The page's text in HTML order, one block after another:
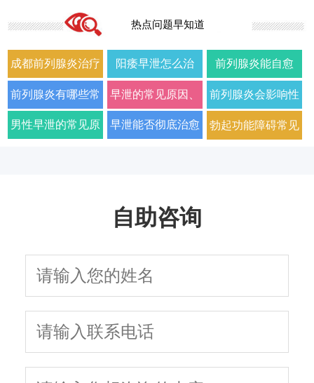
热点问题早知道
成都前列腺炎治疗
哪家男科医院好
2026年口碑推荐
阳痿早泄怎么治
疗？2026年男科专
家详解病因与科学
前列腺炎能自愈
吗？2026年科学治
疗方法与日常护理
前列腺炎有哪些常
见症状以及如何科
早泄的常见原因、
症状及改善方法全
前列腺炎会影响性
生活质量和性功能
男性早泄的常见原 早泄能否彻底治愈 勃起功能障碍常见
自助咨询